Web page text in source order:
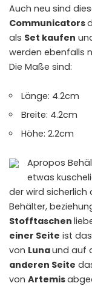
Auch neu sind
Communicators
als Set kaufen
werden ebenfalls
Die Maße sind:
Länge: 4.2cm
Breite: 4.2cm
Höhe: 2.2cm
Apropos
etwas
der wird sicherlich
Behälter,
Stofftaschen
einer Seite ist das
von Lunaund auf
anderen Seite
von Artemis